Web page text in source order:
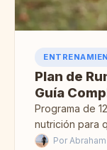
Plan de
Guía
Programa de
nutrición para
Por